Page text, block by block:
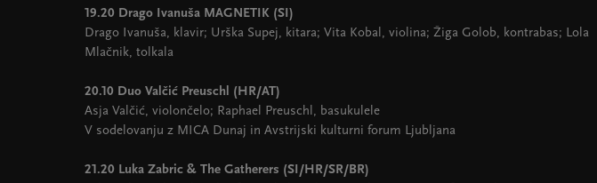
19.20 Drago Ivanuša MAGNETIK (SI)
Drago Ivanuša, klavir; Urška Supej, kitara; Vita Kobal, violina; Žiga Golob, kontrabas; Lola
Mlačnik, tolkala
20.10 Duo Valčić Preuschl (HR/AT)
Asja Valčić, violončelo; Raphael Preuschl, basukulele
V sodelovanju z MICA Dunaj in Avstrijski kulturni forum Ljubljana
21.20 Luka Zabric & The Gatherers (SI/HR/SR/BR)